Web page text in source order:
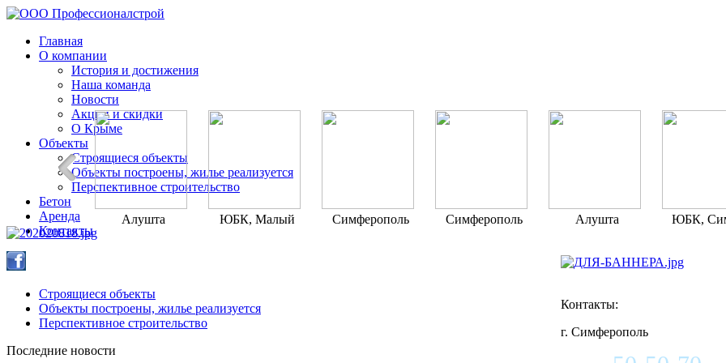
Главная
О компании
История и достижения
Наша команда
Новости
Акции и скидки
О Крыме
Объекты
Строящиеся объекты
Объекты построены, жилье реализуется
Перспективное строительство
Бетон
Аренда
Контакты
Алушта
ЮБК, Малый
Симферополь Симферополь Алушта ЮБК,
Строящиеся объекты
Объекты построены, жилье реализуется
Перспективное строительство
Последние новости
Контакты:
г. Симферополь